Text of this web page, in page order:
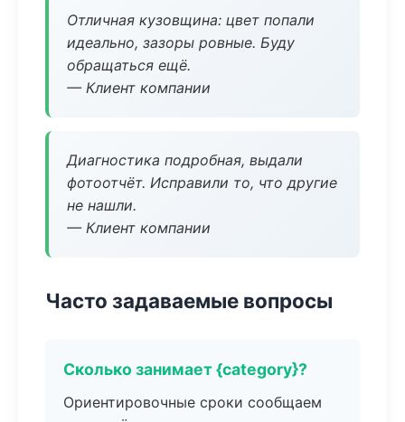
Отличная кузовщина: цвет попали
идеально, зазоры ровные. Буду
обращаться ещё.
— Клиент компании
Диагностика подробная, выдали
фотоотчёт. Исправили то, что другие
не нашли.
— Клиент компании
Часто задаваемые вопросы
Сколько занимает {category}?
Ориентировочные сроки сообщаем